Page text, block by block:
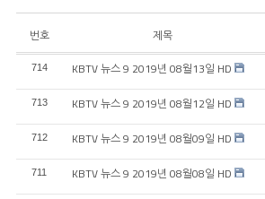
번호 제목
714 KBTV 뉴스 9 2019년 08월13일 HD
713 KBTV 뉴스 9 2019년 08월12일 HD
712 KBTV 뉴스 9 2019년 08월09일 HD
711 KBTV 뉴스 9 2019년 08월08일 HD